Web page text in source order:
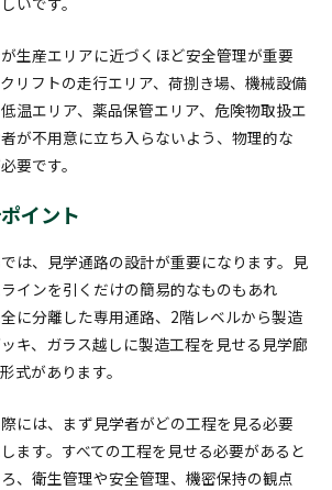
生産エリアに近づくほど安全管理が重要
リフトの走行エリア、荷捌き場、機械設備
温エリア、薬品保管エリア、危険物取扱エ
が不用意に立ち入らないよう、物理的な
要です。
イント
は、見学通路の設計が重要になります。見
インを引くだけの簡易的なものもあれ
に分離した専用通路、2階レベルから製造
キ、ガラス越しに製造工程を見せる見学廊
式があります。
には、まず見学者がどの工程を見る必要
ます。すべての工程を見せる必要があると
、衛生管理や安全管理、機密保持の観点